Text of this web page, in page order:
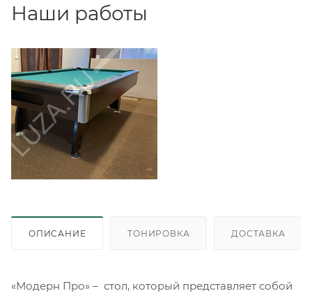
Наши работы
ОПИСАНИЕ ТОНИРОВКА ДОСТАВКА
«Модерн Про» – стол, который представляет собой